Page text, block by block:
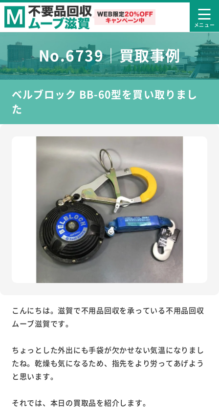
No.6739｜買取事例
ベルブロック BB-60型を買い取りまし
た
こんにちは。滋賀で不用品回収を承っている不用品回収
ムーブ滋賀です。
ちょっとした外出にも手袋が欠かせない気温になりまし
たね。乾燥も気になるため、指先をより労ってあげよう
と思います。
それでは、本日の買取品を紹介します。